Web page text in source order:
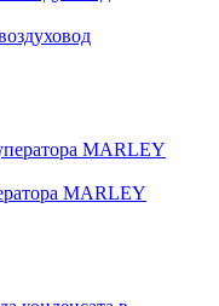
MARLEY